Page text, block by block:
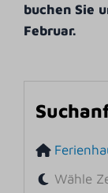
buchen Sie
Februar.
Wähle